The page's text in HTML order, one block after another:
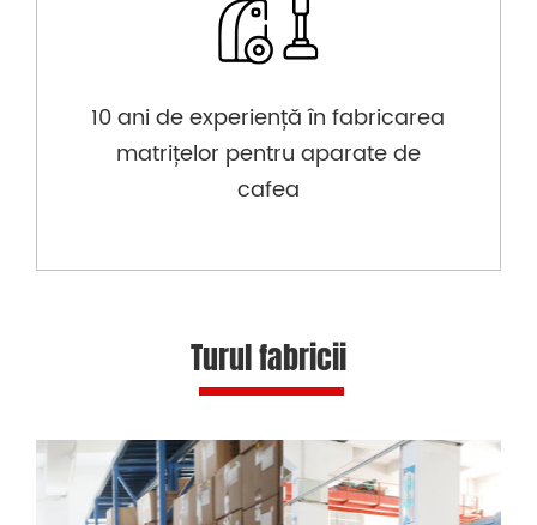
10 ani de experiență în fabricarea
matrițelor pentru aparate de
cafea
Turul fabricii